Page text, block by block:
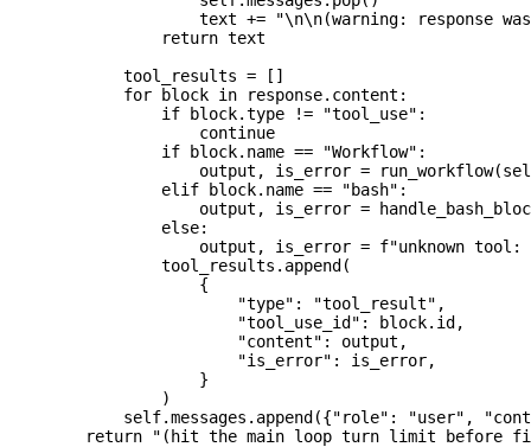
                    text
+= "\n\n(warning: response
                return
text
            tool_results
= []
            for
block in response.content:
                if
block.type != "tool_use" :
                    continue
                if
block.name == "Workflow" :
                    output, is_error
= run_workflow(
                elif
block.name == "bash" :
                    output, is_error
=
                else
:
                    output, is_error
= f"unknown tool:
                tool_results.append(
                    {
                        "type"
: "tool_result" ,
                        "tool_use_id"
: block.id,
                        "content"
: output,
                        "is_error"
: is_error,
                    }
                )
            self
.messages.append({"role" : "user" ,
        return
"(hit the main loop turn limit before